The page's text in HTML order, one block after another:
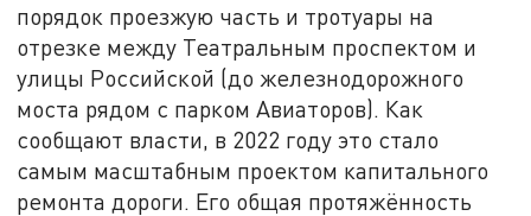
порядок проезжую часть и тротуары на
отрезке между Театральным проспектом и
улицы Российской (до железнодорожного
моста рядом с парком Авиаторов). Как
сообщают власти, в 2022 году это стало
самым масштабным проектом капитального
ремонта дороги. Его общая протяжённость